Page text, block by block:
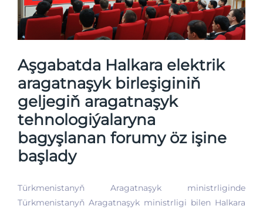
Aşgabatda Halkara elektrik
aragatnaşyk birleşiginiň
geljegiň aragatnaşyk
tehnologiýalaryna
bagyşlanan forumy öz işine
başlady
Türkmenistanyň Aragatnaşyk ministrliginde
Türkmenistanyň Aragatnaşyk ministrligi bilen Halkara